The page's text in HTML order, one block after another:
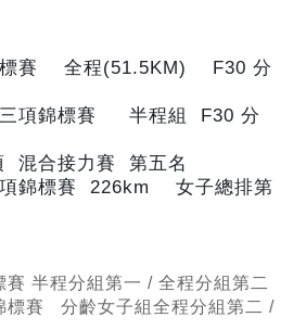
標賽 全程(51.5KM) F30 分
三項錦標賽 半程組 F30 分
混合接力賽 第五名
項錦標賽 226km 女子總排第
賽 半程分組第一 / 全程分組第二
標賽 分齡女子組全程分組第二 /